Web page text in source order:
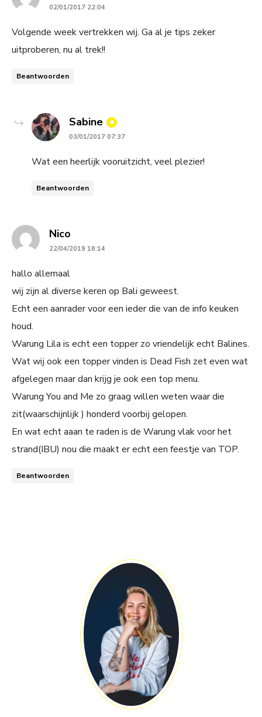
02/01/2017 22:04
Volgende week vertrekken wij. Ga al je tips zeker
uitproberen, nu al trek!!
Beantwoorden
Sabine says:
03/01/2017 07:37
Wat een heerlijk vooruitzicht, veel plezier!
Beantwoorden
Nico
22/04/2019 16:14
hallo allemaal
wij zijn al diverse keren op Bali geweest.
Echt een aanrader voor een ieder die van de info keuken
houd.
Warung Lila is echt een topper zo vriendelijk echt Balines.
Wat wij ook een topper vinden is Dead Fish zet even wat
afgelegen maar dan krijg je ook een top menu.
Warung You and Me zo graag willen weten waar die
zit(waarschijnlijk ) honderd voorbij gelopen.
En wat echt aaan te raden is de Warung vlak voor het
strand(IBU) nou die maakt er echt een feestje van TOP.
Beantwoorden